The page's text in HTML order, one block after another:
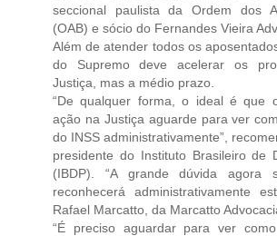
seccional paulista da Ordem dos
(OAB) e sócio do Fernandes Vieira
Além de atender todos os
do Supremo deve acelerar os
Justiça, mas a médio prazo.
“De qualquer forma, o ideal é que
ação na Justiça aguarde para ver
do INSS administrativamente”,
presidente do Instituto Brasileiro de
(IBDP). “A grande dúvida agora
reconhecerá administrativamente
Rafael Marcatto, da Marcatto
“É preciso aguardar para ver